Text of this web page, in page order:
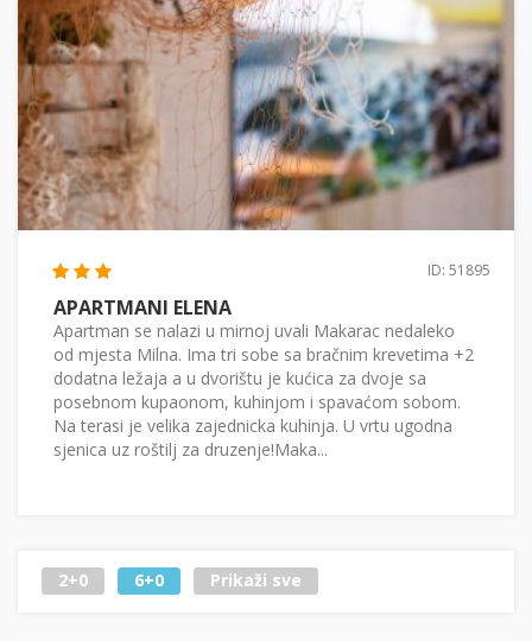
ID: 51895
APARTMANI ELENA
Apartman se nalazi u mirnoj uvali Makarac nedaleko
od mjesta Milna. Ima tri sobe sa bračnim krevetima +2
dodatna ležaja a u dvorištu je kućica za dvoje sa
posebnom kupaonom, kuhinjom i spavaćom sobom.
Na terasi je velika zajednicka kuhinja. U vrtu ugodna
sjenica uz roštilj za druzenje!Maka...
2+0 6+0 Prikaži sve